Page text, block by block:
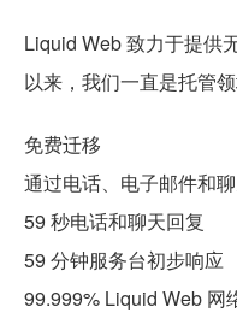
Liquid Web 致力于提供
以来，我们一直是托管
免费迁移
通过电话、电子邮件和
59 秒电话和聊天回复
59 分钟服务台初步响应
99.999% Liquid Web 网